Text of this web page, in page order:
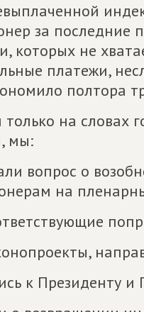
за последние
которых не
платежи,
полтора
на словах
мы:
вопрос о
на
к Президенту и